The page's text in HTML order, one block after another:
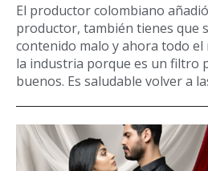
El productor colombiano
productor, también tienes que
contenido malo y ahora todo el
la industria porque es un filtro
buenos. Es saludable volver a